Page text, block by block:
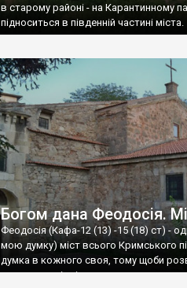
в старому районі - на Карантинному
підноситься в південній частині міста.
Богом дана Феодосія.
Феодосія (Кафа-12 (13) -15 (18) ст) -
мою думку) міст всього Кримського
думка в кожного своя, тому щоби
запрошую відвідати це